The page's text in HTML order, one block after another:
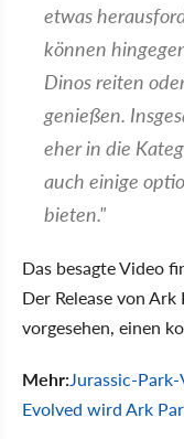
etwas
können
Dinos reiten
genießen.
eher in die
auch einige
bieten."
Das besagte Video
Der Release von Ark
vorgesehen, einen
Mehr:Jurassic-Park-
Evolved wird Ark